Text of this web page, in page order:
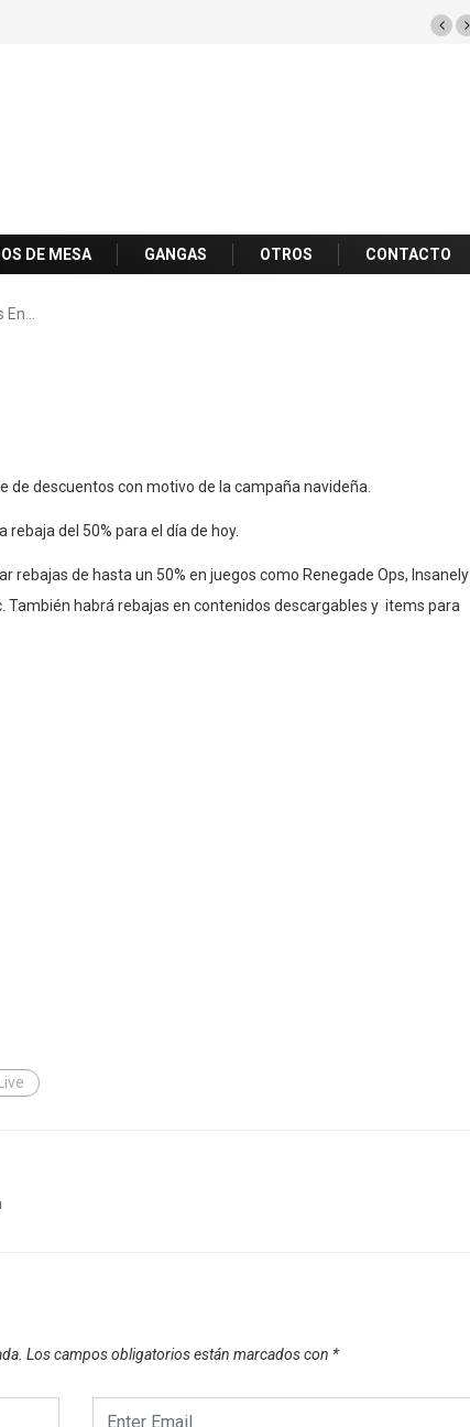
DE MESA GANGAS OTROS CONTACTO
En…
de descuentos con motivo de la campaña navideña.
rebaja del 50% para el día de hoy.
rebajas de hasta un 50% en juegos como Renegade Ops, Insanely
También habrá rebajas en contenidos descargables y items para
Los campos obligatorios están marcados con *